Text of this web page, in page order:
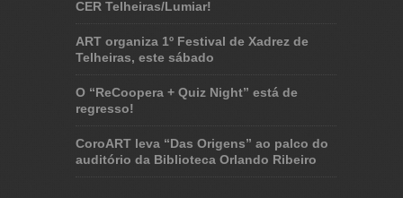
CER Telheiras/Lumiar!
ART organiza 1º Festival de Xadrez de
Telheiras, este sábado
O “ReCoopera + Quiz Night” está de
regresso!
CoroART leva “Das Origens” ao palco do
auditório da Biblioteca Orlando Ribeiro